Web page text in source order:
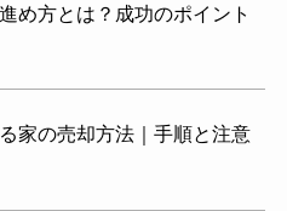
め方とは？成功のポイント
家の売却方法｜手順と注意